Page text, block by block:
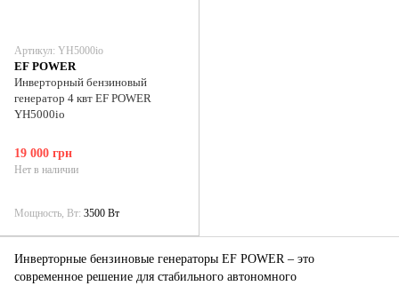
Инверторные бензиновые генераторы EF POWER – это
современное решение для стабильного автономного
Артикул: YH5000io
EF POWER
Инверторный бензиновый
генератор 4 квт EF POWER
YH5000io
19 000 грн
Нет в наличии
Мощность, Вт 3500 Вт